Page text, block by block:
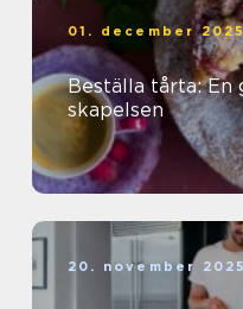
01. december
Beställa tårta:
skapelsen
20. november 2025